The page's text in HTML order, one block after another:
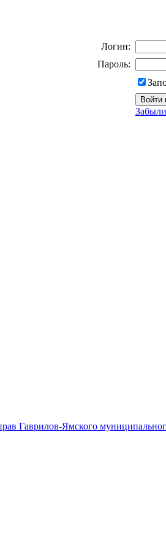
Логин:
Пароль:
Гаврилов-Ямского